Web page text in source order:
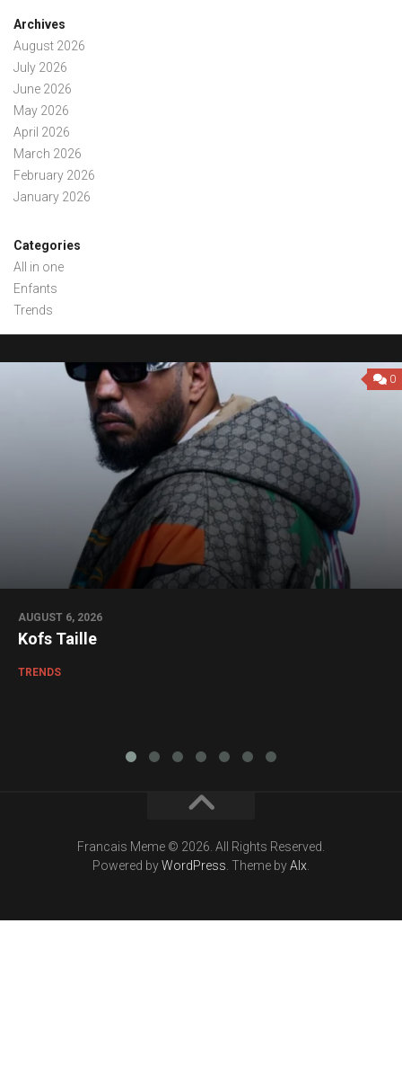
Archives
August 2026
July 2026
June 2026
May 2026
April 2026
March 2026
February 2026
January 2026
Categories
All in one
Enfants
Trends
0
AUGUST 6, 2026
Kofs Taille
TRENDS
Francais Meme © 2026. All Rights Reserved.
Powered byWordPress . Theme byAlx